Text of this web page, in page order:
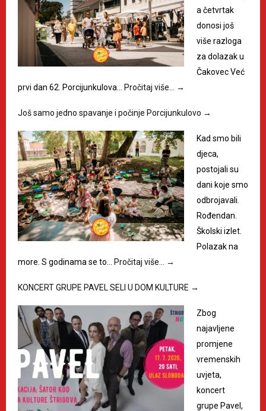
a četvrtak
donosi još
više razloga
za dolazak u
Čakovec Već
prvi dan 62. Porcijunkulova…
Pročitaj više… →
Još samo jedno spavanje i počinje Porcijunkulovo →
Kad smo bili
djeca,
postojali su
dani koje smo
odbrojavali.
Rođendan.
Školski izlet.
Polazak na
more. S godinama se to…
Pročitaj više… →
KONCERT GRUPE PAVEL SELI U DOM KULTURE →
Zbog
najavljene
promjene
vremenskih
uvjeta,
koncert
grupe Pavel,